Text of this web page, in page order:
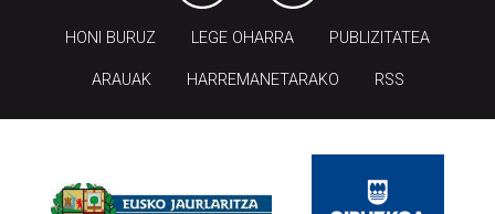
HONI BURUZ LEGE OHARRA PUBLIZITATEA
ARAUAK HARREMANETARAKO RSS